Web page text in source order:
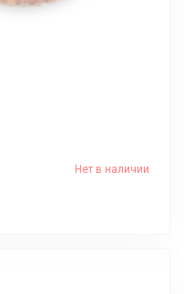
Нет в наличии